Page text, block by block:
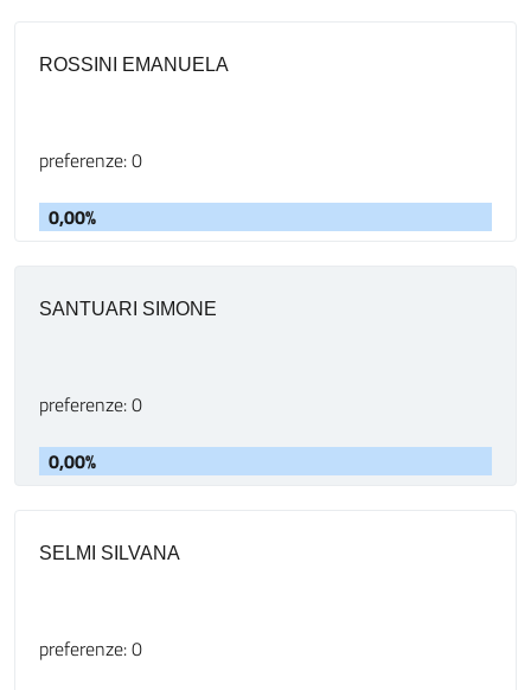
ROSSINI EMANUELA
preferenze: 0
0,00%
SANTUARI SIMONE
preferenze: 0
0,00%
SELMI SILVANA
preferenze: 0